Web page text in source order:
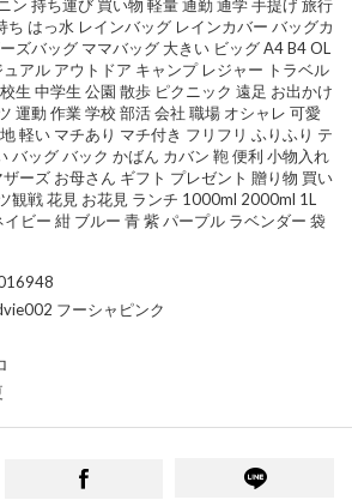
ン 持ち運び 買い物 軽量 通勤 通学 手提げ 旅行
ち はっ水 レインバッグ レインカバー バッグカ
ズバッグ ママバッグ 大きい ビッグ A4 B4 OL
アル アウトドア キャンプ レジャー トラベル
生 中学生 公園 散歩 ピクニック 遠足 お出かけ
運動 作業 学校 部活 会社 職場 オシャレ 可愛
軽い マチあり マチ付き フリフリ ふりふり テ
バッグ バック かばん カバン 鞄 便利 小物入れ
ーズ お母さん ギフト プレゼント 贈り物 買い
観戦 花見 お花見 ランチ 1000ml 2000ml 1L
ビー 紺 ブルー 青 紫 パープル ラベンダー 袋
フーシャピンク